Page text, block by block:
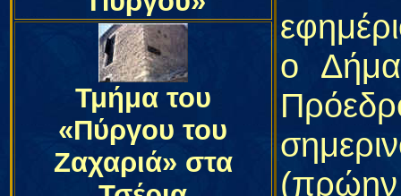
Τμήμα του
«Πύργου του
Ζαχαριά» στα
ο